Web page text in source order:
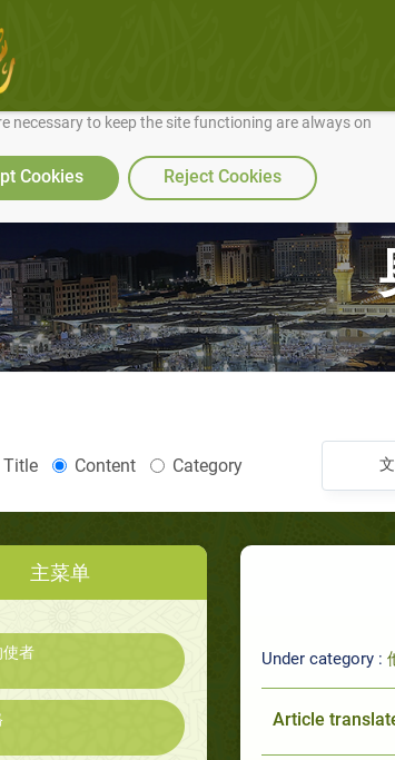
site work well for you and so we can continually
necessary to keep the site functioning are always on
Cookies Reject Cookies
Title Content Category
主菜单
使者 Under category :
Article